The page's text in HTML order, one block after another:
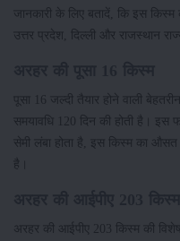
जानकारी के लिए बतादें, कि इस किस्म
उत्तर प्रदेश, दिल्ली और राजस्थान
पूसा 16 जल्दी तैयार होने वाली
समयावधि 120 दिन की होती है।
सेमी लंबा होता है, इस किस्म का
है।
अरहर की आईपीए 203 किस्म की